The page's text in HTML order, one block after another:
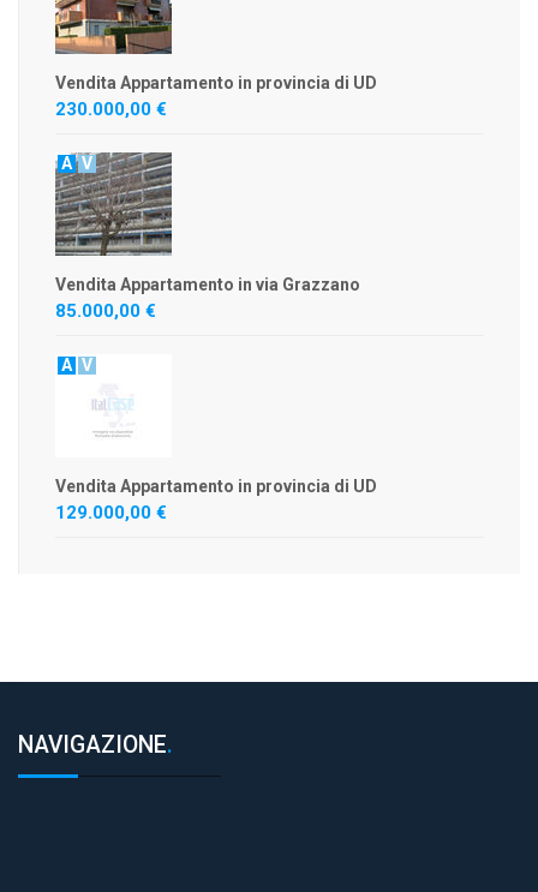
Vendita Appartamento in provincia di UD
230.000,00 €
A V
Vendita Appartamento in via Grazzano
85.000,00 €
A V
Vendita Appartamento in provincia di UD
129.000,00 €
NAVIGAZIONE.